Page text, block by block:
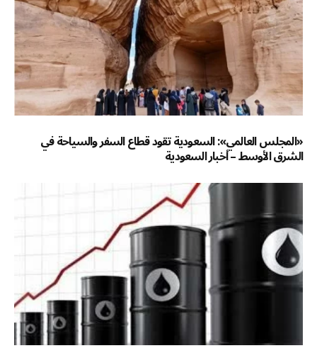
«المجلس العالمي»: السعودية تقود قطاع السفر والسياحة في
الشرق الأوسط – أخبار السعودية